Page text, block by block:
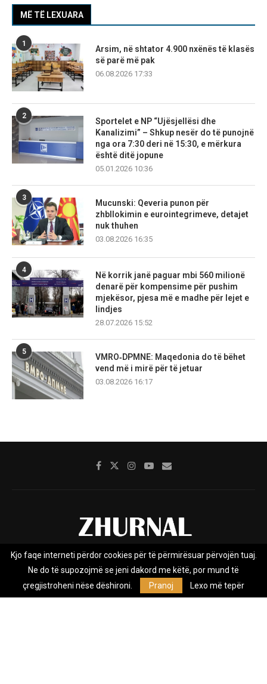
MË TË LEXUARA
1
Arsim, në shtator 4.900 nxënës të klasës
së parë më pak
06.08.2026 17:33
2
Sportelet e NP “Ujësjellësi dhe
Kanalizimi” – Shkup nesër do të punojnë
nga ora 7:30 deri në 15:30, e mërkura
është ditë jopune
05.01.2026 10:36
3
Mucunski: Qeveria punon për
zhbllokimin e eurointegrimeve, detajet
nuk thuhen
03.08.2026 16:35
4
Në korrik janë paguar mbi 560 milionë
denarë për kompensime për pushim
mjekësor, pjesa më e madhe për lejet e
lindjes
28.07.2026 15:52
5
VMRO‑DPMNE: Maqedonia do të bëhet
vend më i mirë për të jetuar
03.08.2026 16:17
Rreth nesh Impresumi Marketing
Kontakt
Privacy Policy
Zhurnal.mk është Agjenci e Lajmeve e pavarur, e themeluar në vitin
Kjo faqe interneti përdor cookies për të përmirësuar përvojën tuaj.
Ne do të supozojmë se jeni dakord me këtë, por mund të
çregjistroheni nëse dëshironi.
Pranoj Lexo më tepër